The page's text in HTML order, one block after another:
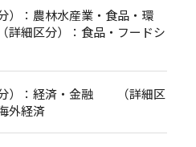
）：農林水産業・食品・環
細区分）：食品・フードシ
分）：経済・金融 （詳細区
外経済